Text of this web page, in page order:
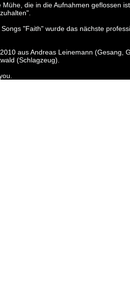
Mühe, die in die Aufnahmen geflossen
"Faith" wurde das nächste
aus Andreas Leinemann (Gesang,
(Schlagzeug).